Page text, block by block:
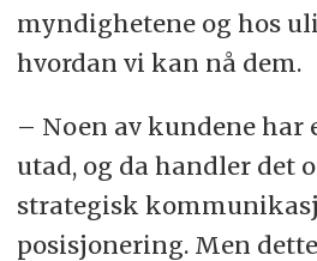
myndighetene og hos
hvordan vi kan nå dem.
– Noen av kundene har
utad, og da handler det
strategisk
posisjonering. Men